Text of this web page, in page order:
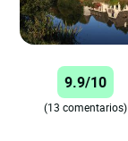
9.9/10
(13 comentarios)